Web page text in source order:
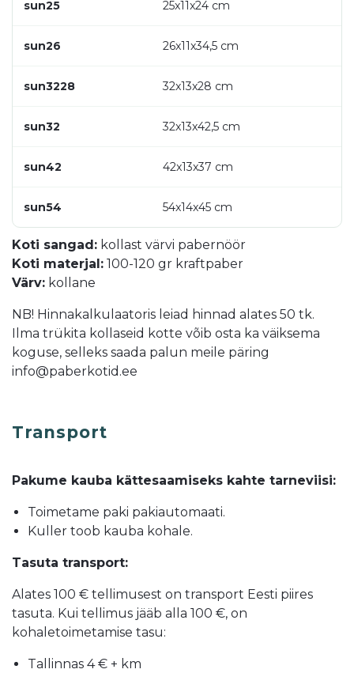
sun25 25x11x24 cm
sun26 26x11x34,5 cm
sun3228 32x13x28 cm
sun32 32x13x42,5 cm
sun42 42x13x37 cm
sun54 54x14x45 cm
Koti sangad: kollast värvi pabernöör
Koti materjal: 100-120 gr kraftpaber
Värv: kollane
NB! Hinnakalkulaatoris leiad hinnad alates 50 tk.
Ilma trükita kollaseid kotte võib osta ka väiksema
koguse, selleks saada palun meile päring
info@paberkotid.ee
Transport
Pakume kauba kättesaamiseks kahte tarneviisi:
Toimetame paki pakiautomaati.
Kuller toob kauba kohale.
Tasuta transport:
Alates 100 € tellimusest on transport Eesti piires
tasuta. Kui tellimus jääb alla 100 €, on
kohaletoimetamise tasu:
Tallinnas 4 € + km